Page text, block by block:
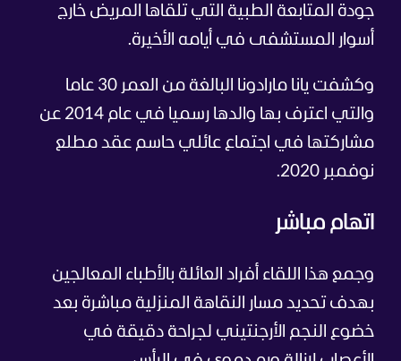
جودة المتابعة الطبية التي تلقاها المريض خارج
أسوار المستشفى في أيامه الأخيرة.
وكشفت يانا مارادونا البالغة من العمر 30 عاما
والتي اعترف بها والدها رسميا في عام 2014 عن
مشاركتها في اجتماع عائلي حاسم عقد مطلع
نوفمبر 2020.
اتهام مباشر
وجمع هذا اللقاء أفراد العائلة بالأطباء المعالجين
بهدف تحديد مسار النقاهة المنزلية مباشرة بعد
خضوع النجم الأرجنتيني لجراحة دقيقة في